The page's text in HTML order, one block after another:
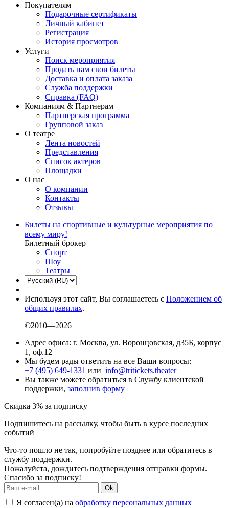
Покупателям
Подарочные сертификаты
Личный кабинет
Регистрация
История просмотров
Услуги
Поиск мероприятия
Продать нам свои билеты
Доставка и оплата заказа
Служба поддержки
Справка (FAQ)
Компаниям & Партнерам
Партнерская программа
Групповой заказ
О театре
Лента новостей
Представления
Список актеров
Площадки
О нас
О компании
Контакты
Отзывы
Билеты на спортивные и культурные мероприятия по
всему миру!
Билетный брокер
Спорт
Шоу
Театры
Используя этот сайт, Вы соглашаетесь с Положением об
общих правилах.
©2010—2026
Адрес офиса: г. Москва, ул. Воронцовская, д35Б, корпус
1, оф.12
Мы будем рады ответить на все Ваши вопросы:
+7 (495) 649-1331 или info@tritickets.theater
Вы также можете обратиться в Службу клиентской
поддержки, заполнив форму
Скидка 3% за подписку
Подпишитесь на рассылку, чтобы быть в курсе последних
событий
Что-то пошло не так, попробуйте позднее или обратитесь в
службу поддержки.
Пожалуйста, дождитесь подтверждения отправки формы.
Спасибо за подписку!
Ok
Я согласен(а) на обработку персональных данных